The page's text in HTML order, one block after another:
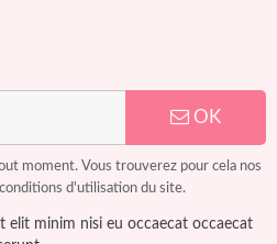
OK
moment. Vous trouverez pour cela nos
d'utilisation du site.
elit minim nisi eu occaecat occaecat